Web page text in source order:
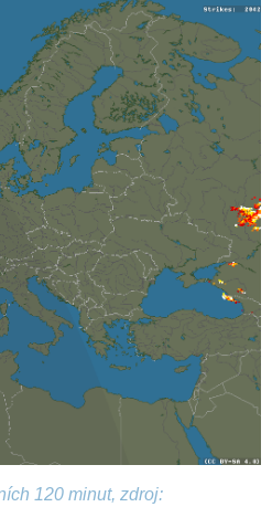
120 minut, zdroj: